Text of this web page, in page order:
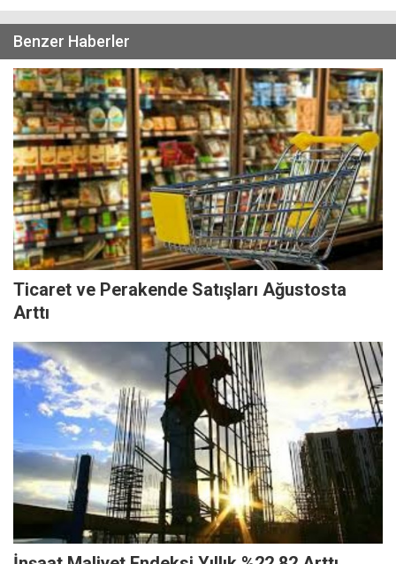
Benzer Haberler
Ticaret ve Perakende Satışları Ağustosta
Arttı